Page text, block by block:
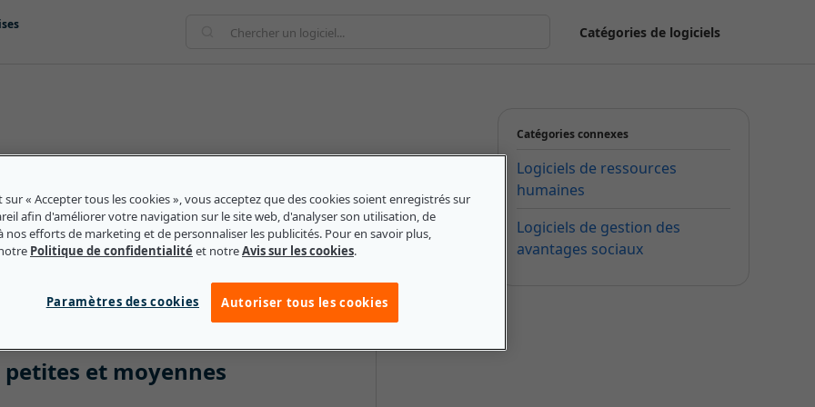
Catégories de logiciels
entre ce qu'un employé donne à l'entreprise et ce
d'un employé, son niveau de compétence et sa
dans son salaire, ses avantages sociaux et la
Selon la théorie de l'équité, le fait d'atteindre
entre l'employé et l'employeur et contribue à
et moyennes
Catégories connexes
Logiciels de ressources
humaines
Logiciels de gestion des
avantages sociaux
sur « Accepter tous les cookies », vous acceptez que des cookies soient enregistrés sur
afin d'améliorer votre navigation sur le site web, d'analyser son utilisation, de
nos efforts de marketing et de personnaliser les publicités. Pour en savoir plus,
Politique de confidentialité et notreAvis sur les cookies.
Paramètres des cookies Autoriser tous les cookies